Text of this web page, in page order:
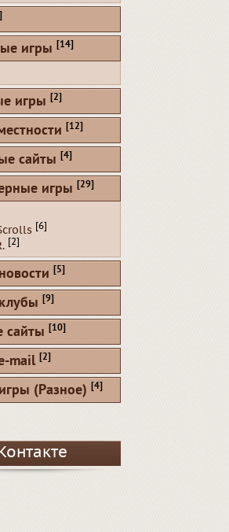
игры [14]
игры [2]
[12]
сайты [4]
игры [29]
[6]
[2]
[5]
[9]
сайты [10]
mail [2]
(Разное) [4]